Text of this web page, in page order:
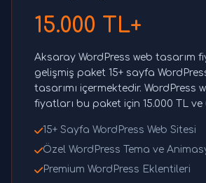
15.000 TL+
Aksaray WordPress web tasarım
gelişmiş paket 15+ sayfa
tasarımı içermektedir. WordPress
fiyatları bu paket için 15.000 TL ve
15+ Sayfa WordPress Web Sitesi
Özel WordPress Tema ve
Premium WordPress Eklentileri